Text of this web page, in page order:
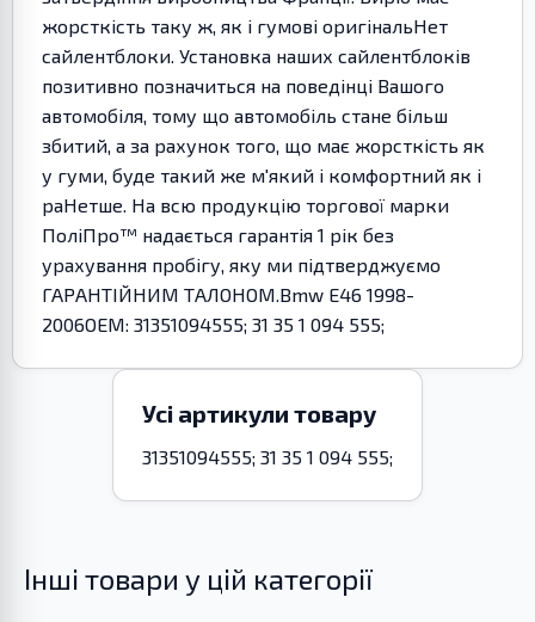
жорсткість таку ж, як і гумові оригінальНет
сайлентблоки. Установка наших сайлентблоків
позитивно позначиться на поведінці Вашого
автомобіля, тому що автомобіль стане більш
збитий, а за рахунок того, що має жорсткість як
у гуми, буде такий же м'який і комфортний як і
раНетше. На всю продукцію торгової марки
ПоліПро™ надається гарантія 1 рік без
урахування пробігу, яку ми підтверджуємо
ГАРАНТІЙНИМ ТАЛОНОМ.Bmw E46 1998-
2006OEM: 31351094555; 31 35 1 094 555;
Усі артикули товару
31351094555; 31 35 1 094 555;
Інші товари у цій категорії